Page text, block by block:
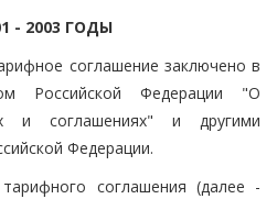
- 2003 ГОДЫ
соглашение заключено в
Российской Федерации "О
и соглашениях" и другими
Федерации.
соглашения (далее -